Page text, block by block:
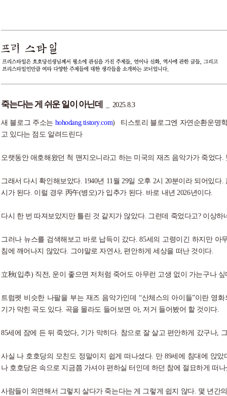
죽는다는 게 쉬운 일이 아닌데 _2025.8.3
새 블로그 주소는 hohodang.tistory.com) 티스토리 블로그엔 자연순환운명
고 있다는 점도 알려드린다
오랫동안 애호해왔던 척 맨지오니라고 하는 미국의 재즈 음악가가 죽었다
그래서 다시 확인해보았다. 1940년 11월 29일 오후 2시 20분이라 되어있
시가 된다. 이럴 경우 丙午(병오)가 입추가 된다. 바로 내년 2026년이다.
다시 한 번 따져보았지만 틀린 것 같지가 않았다. 그런데 죽었다고? 이상
그러나 뉴스를 검색해보고 바로 납득이 갔다. 85세의 고령이긴 하지만
침에 깨어나지 않았다. 그야말로 자연사, 편안하게 세상을 떠난 것이다.
立秋(입추) 직전, 운이 좋으면 저처럼 죽어도 아무런 고생 없이 가는구나
트럼펫 비슷한 나팔을 부는 재즈 음악가인데 “산체스의 아이들”이란 영화
기가 막힌 곡도 있다. 곡을 몰라도 들어보면 아, 저거 들어봤어 할 것이다.
85세에 잠에 든 뒤 죽었다, 기가 막히다. 참으로 잘 살고 편안하게 갔구나,
사실 나 호호당의 모친도 정말이지 쉽게 떠나셨다. 만 89세에 침대에 앉
나 호호당은 속으로 지금쯤 가셔야 편하실 터인데 하던 참에 절묘하게 떠나
사람들이 외면해서 그렇지 살다가 죽는다는 게 그렇게 쉽지 않다. 몇 년간